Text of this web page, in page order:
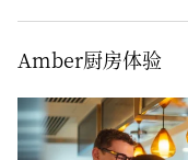
Amber厨房体验